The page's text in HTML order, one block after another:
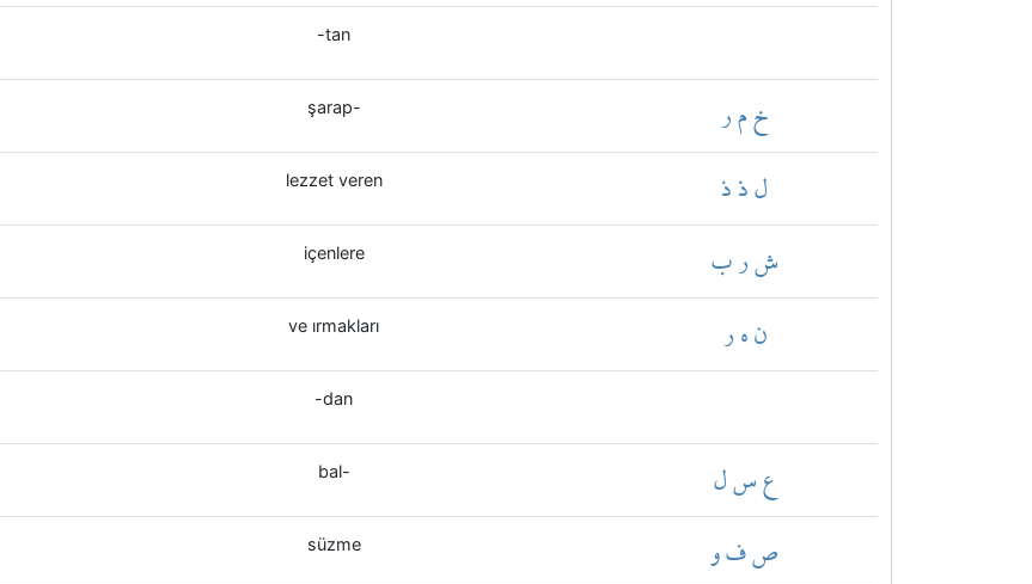
-tan
şarap- خ م ر
lezzet veren ل ذ ذ
içenlere ش ر ب
ve ırmakları ن ه ر
-dan
bal- ع س ل
süzme ص ف و